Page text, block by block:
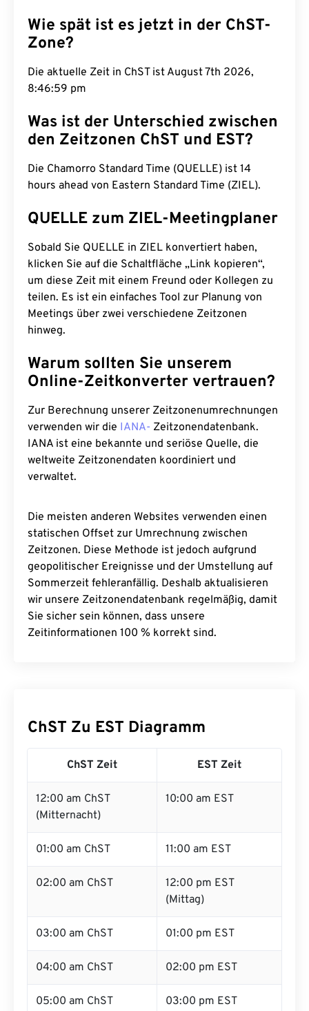
Wie spät ist es jetzt in der ChST-
Zone?
Die aktuelle Zeit in ChST ist August 7th 2026,
8:47:00 pm
Was ist der Unterschied zwischen
den Zeitzonen ChST und EST?
Die Chamorro Standard Time (QUELLE) ist 14
hours ahead von Eastern Standard Time (ZIEL).
QUELLE zum ZIEL-Meetingplaner
Sobald Sie QUELLE in ZIEL konvertiert haben,
klicken Sie auf die Schaltfläche „Link kopieren“,
um diese Zeit mit einem Freund oder Kollegen zu
teilen. Es ist ein einfaches Tool zur Planung von
Meetings über zwei verschiedene Zeitzonen
hinweg.
Warum sollten Sie unserem
Online-Zeitkonverter vertrauen?
Zur Berechnung unserer Zeitzonenumrechnungen
verwenden wir die IANA- Zeitzonendatenbank.
IANA ist eine bekannte und seriöse Quelle, die
weltweite Zeitzonendaten koordiniert und
verwaltet.
Die meisten anderen Websites verwenden einen
statischen Offset zur Umrechnung zwischen
Zeitzonen. Diese Methode ist jedoch aufgrund
geopolitischer Ereignisse und der Umstellung auf
Sommerzeit fehleranfällig. Deshalb aktualisieren
wir unsere Zeitzonendatenbank regelmäßig, damit
Sie sicher sein können, dass unsere
Zeitinformationen 100 % korrekt sind.
ChST Zu EST Diagramm
ChST Zeit EST Zeit
12:00 am ChST
(Mitternacht)
10:00 am EST
01:00 am ChST 11:00 am EST
02:00 am ChST
12:00 pm EST
(Mittag)
03:00 am ChST 01:00 pm EST
04:00 am ChST 02:00 pm EST
05:00 am ChST 03:00 pm EST